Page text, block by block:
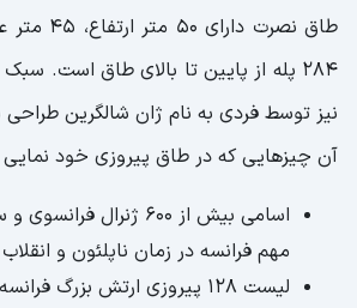
284 پله از پایین تا بالای طاق است.
نیز توسط فردی به نام ژان شالگرین
آن چیزهایی که در طاق پیروزی خود نمایی
اسامی بیش از 600
مهم فرانسه در زمان ناپلئون و
لیست 128 پیروزی ارتش بزرگ